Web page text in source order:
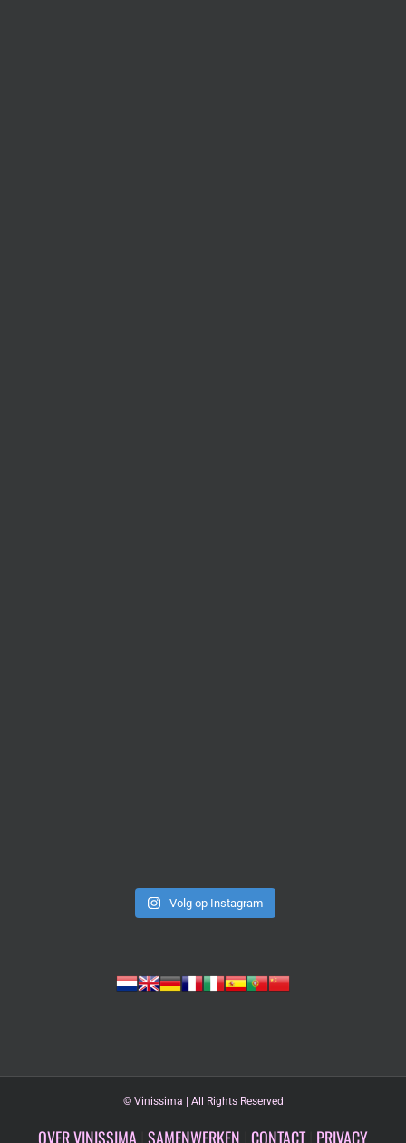
Volg op Instagram
© Vinissima | All Rights Reserved
OVER VINISSIMA SAMENWERKEN CONTACT| PRIVACY